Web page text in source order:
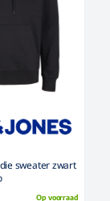
Op voorraad